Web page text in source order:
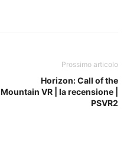
Prossimo articolo
Horizon: Call of the
Mountain VR | la recensione |
PSVR2